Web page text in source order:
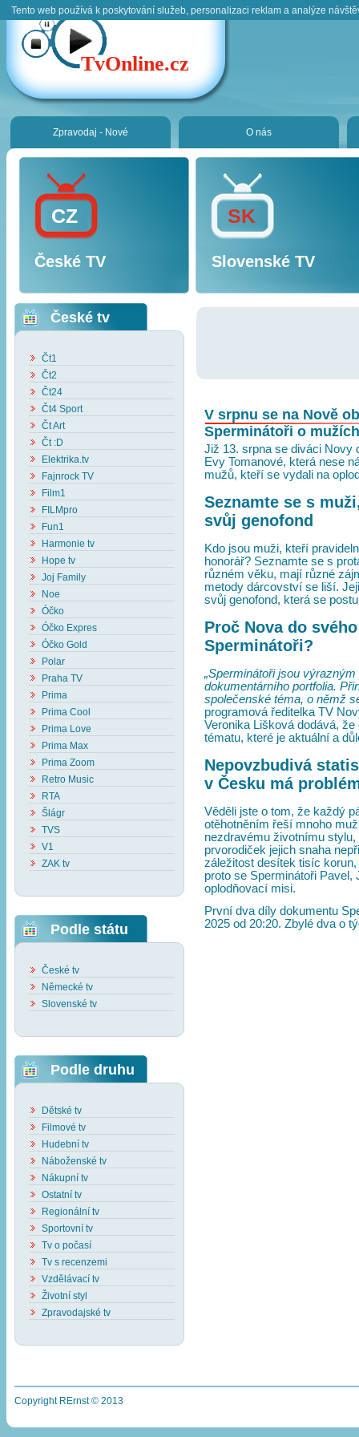
Tento web používá k poskytování služeb, personalizaci reklam a analýze
TvOnline.cz
Zpravodaj - Nové O nás
České TV Slovenské TV
CZ SK
České tv
Čt1
Čt2
Čt24
Čt4 Sport
Čt Art
Čt :D
Elektrika.tv
Fajnrock TV
Film1
FILMpro
Fun1
Harmonie tv
Hope tv
Joj Family
Noe
Óčko
Óčko Expres
Óčko Gold
Polar
Praha TV
Prima
Prima Cool
Prima Love
Prima Max
Prima Zoom
Retro Music
RTA
Šlágr
TVS
V1
ZAK tv
Podle státu
České tv
Německé tv
Slovenské tv
Podle druhu
Dětské tv
Filmové tv
Hudební tv
Náboženské tv
Nákupní tv
Ostatní tv
Regionální tv
Sportovní tv
Tv o počasí
Tv s recenzemi
Vzdělávací tv
Životní styl
Zpravodajské tv
V srpnu se na Nově
Sperminátoři o
Již 13. srpna se diváci Novy
Evy Tomanové, která nese
mužů, kteří se vydali na
Seznamte se s
svůj genofond
Kdo jsou muži, kteří
honorář? Seznamte se s
různém věku, mají různé
metody dárcovství se liší.
svůj genofond, která se
Proč Nova do
Sperminátoři?
„Sperminátoři jsou
dokumentárního portfolia.
společenské téma, o němž
programová ředitelka TV
Veronika Lišková dodává,
tématu, které je aktuální a
Nepovzbudivá
v Česku má
Věděli jste o tom, že každý
otěhotněním řeší mnoho
nezdravému životnímu
prvorodiček jejich snaha
záležitost desítek tisíc
proto se Sperminátoři
oplodňovací misi.
První dva díly dokumentu
2025 od 20:20. Zbylé dva o
Copyright RErnst © 2013